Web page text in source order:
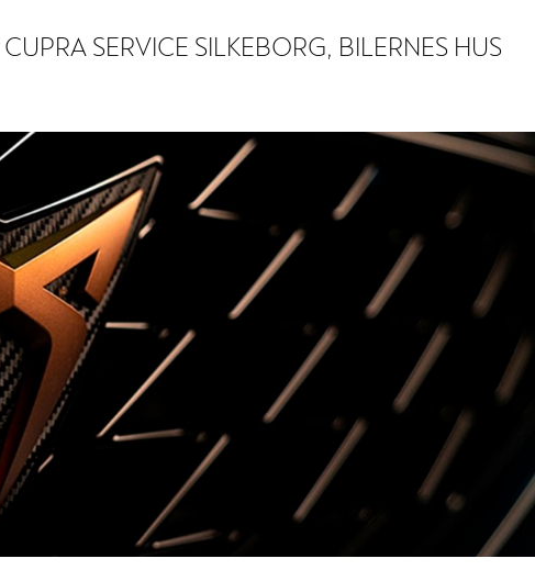
CUPRA SERVICE SILKEBORG, BILERNES HUS